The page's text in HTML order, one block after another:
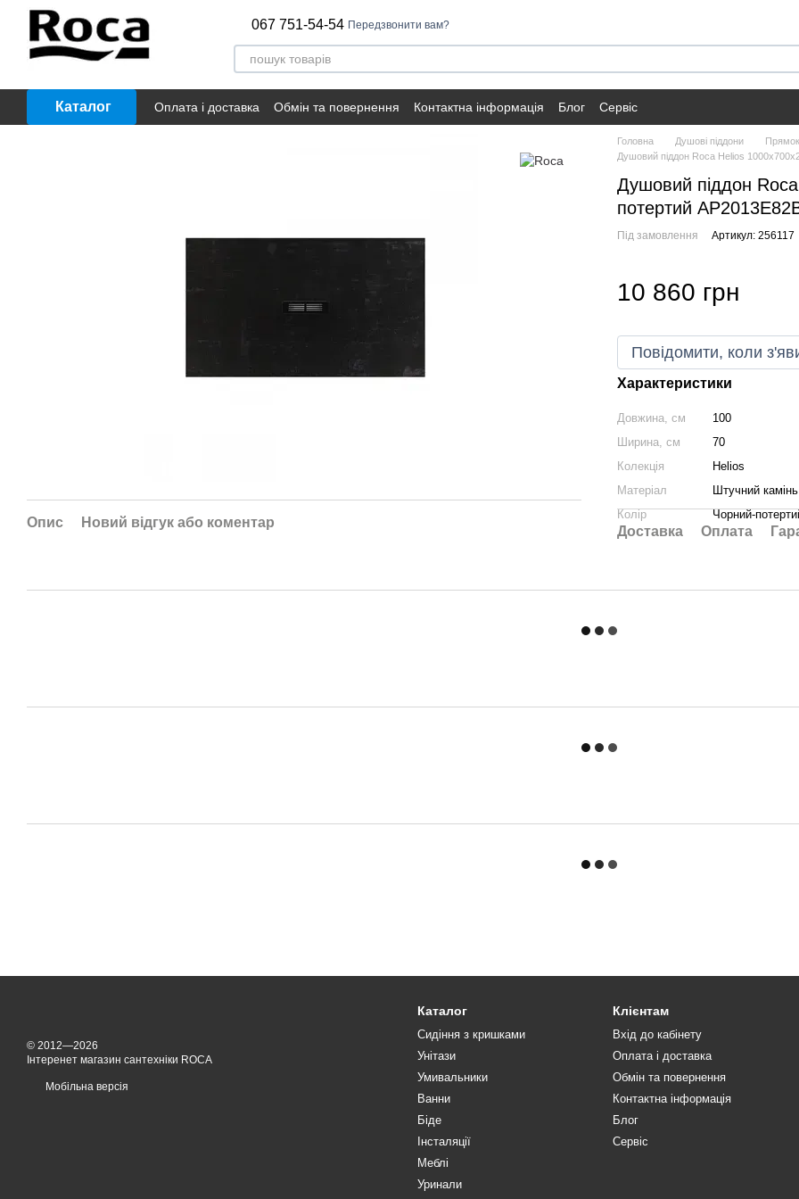
Перейти до основного контенту
067 751-54-54 Передзвонити вам?
Каталог Оплата і доставка Обмін та повернення Контактна інформація Блог Сервіс
Опис Новий відгук або коментар
Головна Душові піддони
Душовий піддон Roca Helios
Душовий піддон
потертий
Під замовлення Артикул: 256117
10 860 грн
Повідомити, коли
Характеристики
Довжина, см
100
Ширина, см
70
Колекція
Helios
Матеріал
Штучний камінь
Колір
Чорний-
Доставка Оплата
© 2012—2026
Інтеренет магазин сантехніки ROCA
Мобільна версія
Каталог
Сидіння з кришками
Унітази
Умивальники
Ванни
Біде
Інсталяції
Меблі
Уринали
Клієнтам
Вхід до кабінету
Оплата і доставка
Обмін та повернення
Контактна інформація
Блог
Сервіс